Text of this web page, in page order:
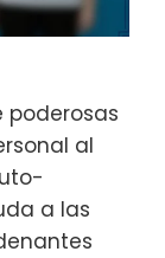
poderosas
al
a las